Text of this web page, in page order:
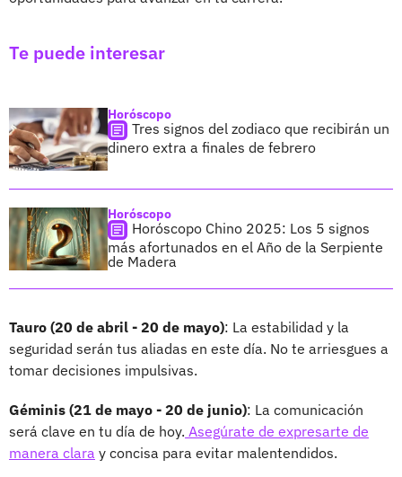
Te puede interesar
Horóscopo
Tres signos del zodiaco que recibirán un
dinero extra a finales de febrero
Horóscopo
Horóscopo Chino 2025: Los 5 signos
más afortunados en el Año de la Serpiente
de Madera
Tauro (20 de abril - 20 de mayo): La estabilidad y la
seguridad serán tus aliadas en este día. No te arriesgues a
tomar decisiones impulsivas.
Géminis (21 de mayo - 20 de junio): La comunicación
será clave en tu día de hoy. Asegúrate de expresarte de
manera clara y concisa para evitar malentendidos.